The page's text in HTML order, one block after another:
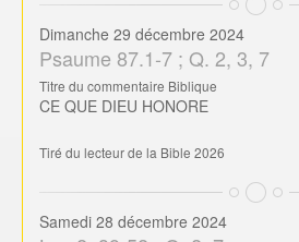
Dimanche 29 décembre 2024
Psaume 87.1-7 ; Q. 2, 3, 7
Titre du commentaire Biblique
CE QUE DIEU HONORE
Tiré du lecteur de la Bible 2026
Samedi 28 décembre 2024